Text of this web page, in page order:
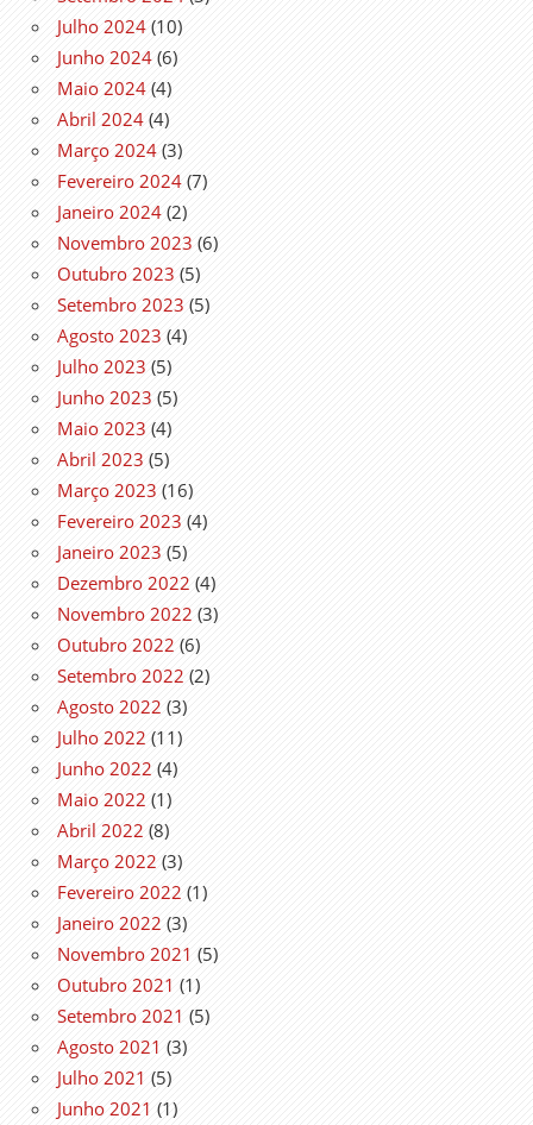
Julho 2024 (10)
Junho 2024 (6)
Maio 2024 (4)
Abril 2024 (4)
Março 2024 (3)
Fevereiro 2024 (7)
Janeiro 2024 (2)
Novembro 2023 (6)
Outubro 2023 (5)
Setembro 2023 (5)
Agosto 2023 (4)
Julho 2023 (5)
Junho 2023 (5)
Maio 2023 (4)
Abril 2023 (5)
Março 2023 (16)
Fevereiro 2023 (4)
Janeiro 2023 (5)
Dezembro 2022 (4)
Novembro 2022 (3)
Outubro 2022 (6)
Setembro 2022 (2)
Agosto 2022 (3)
Julho 2022 (11)
Junho 2022 (4)
Maio 2022 (1)
Abril 2022 (8)
Março 2022 (3)
Fevereiro 2022 (1)
Janeiro 2022 (3)
Novembro 2021 (5)
Outubro 2021 (1)
Setembro 2021 (5)
Agosto 2021 (3)
Julho 2021 (5)
Junho 2021 (1)